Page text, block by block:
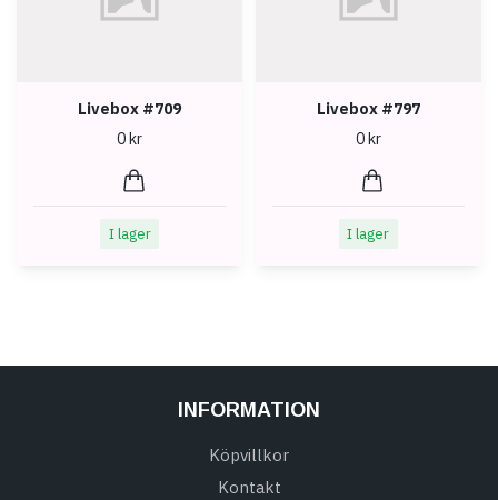
Livebox #709
0 kr
I lager
Livebox #797
0 kr
I lager
INFORMATION
Köpvillkor
Kontakt